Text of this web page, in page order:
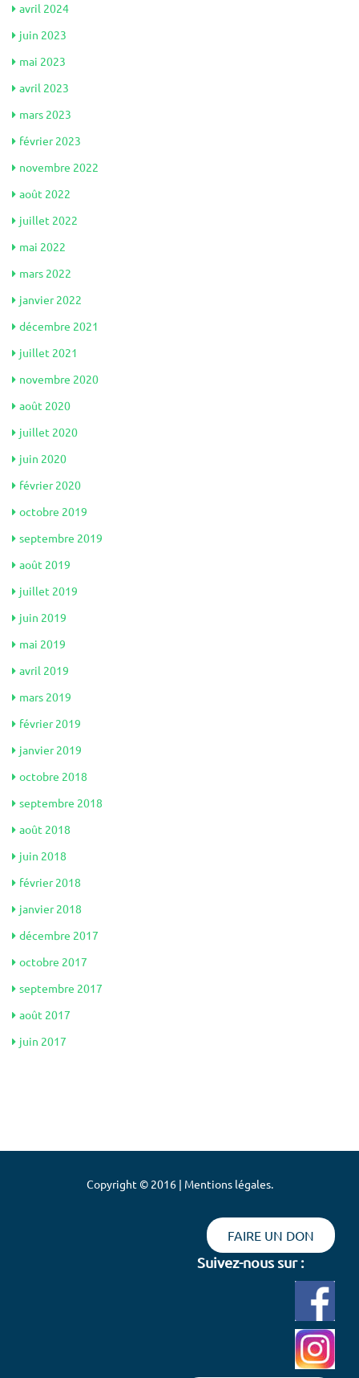
avril 2024
juin 2023
mai 2023
avril 2023
mars 2023
février 2023
novembre 2022
août 2022
juillet 2022
mai 2022
mars 2022
janvier 2022
décembre 2021
juillet 2021
novembre 2020
août 2020
juillet 2020
juin 2020
février 2020
octobre 2019
septembre 2019
août 2019
juillet 2019
juin 2019
mai 2019
avril 2019
mars 2019
février 2019
janvier 2019
octobre 2018
septembre 2018
août 2018
juin 2018
février 2018
janvier 2018
décembre 2017
octobre 2017
septembre 2017
août 2017
juin 2017
Copyright © 2016 | Mentions légales.
FAIRE UN DON
Suivez-nous sur :